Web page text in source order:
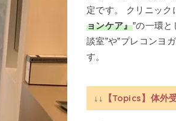
定です。 クリニック
ョンケア』”の一環と
談室”や”プレコンヨ
す。
↓↓【Topics】体外